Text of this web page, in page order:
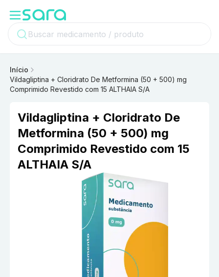
Início
Vildagliptina + Cloridrato De Metformina (50 + 500) mg
Comprimido Revestido com 15 ALTHAIA S/A
Vildagliptina + Cloridrato De
Metformina (50 + 500) mg
Comprimido Revestido com 15
ALTHAIA S/A